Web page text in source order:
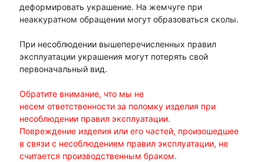
деформировать украшение. На жемчуге при
неаккуратном обращении могут образоваться сколы.
При несоблюдении вышеперечисленных правил
эксплуатации украшения могут потерять свой
первоначальный вид.
Обратите внимание, что мы не
несем ответственностиза поломку изделия при
несоблюдении правил эксплуатации.
Повреждение изделия или его частей, произошедшее
в связи с несоблюдением правил эксплуатации, не
считается производственным браком.